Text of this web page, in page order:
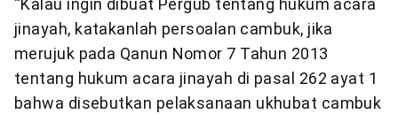
jinayah, katakanlah persoalan cambuk, jika
merujuk pada Qanun Nomor 7 Tahun 2013
tentang hukum acara jinayah di pasal 262 ayat 1
bahwa disebutkan pelaksanaan ukhubat cambuk